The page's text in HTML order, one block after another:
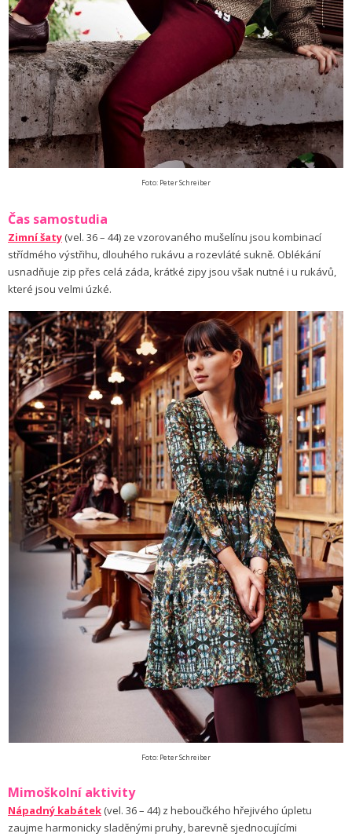
Foto: Peter Schreiber
Čas samostudia
Zimní šaty (vel. 36 – 44) ze vzorovaného mušelínu jsou kombinací
střídmého výstřihu, dlouhého rukávu a rozevláté sukně. Oblékání
usnadňuje zip přes celá záda, krátké zipy jsou však nutné i u rukávů,
které jsou velmi úzké.
Foto: Peter Schreiber
Mimoškolní aktivity
Nápadný kabátek (vel. 36 – 44) z heboučkého hřejivého úpletu
zaujme harmonicky sladěnými pruhy, barevně sjednocujícími